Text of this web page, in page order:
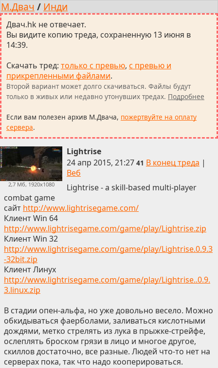
М.Двач / Инди
Двач.hk не отвечает.
Вы видите копию треда, сохраненную 13 июня в
14:39.
Скачать тред: только с превью, с превью и
прикрепленными файлами.
Второй вариант может долго скачиваться. Файлы будут
только в живых или недавно утонувших тредах. Подробнее
Если вам полезен архив М.Двача, пожертвуйте на оплату
сервера.
2,7 Мб, 1920x1080
Lightrise
24 апр 2015, 21:27 41 В конец треда |
Веб
Lightrise - a skill-based multi-player
combat game
сайт http://www.lightrisegame.com/
Клиент Win 64
http://www.lightrisegame.com/game/play/Lightrise.zip
Клиент Win 32
http://www.lightrisegame.com/game/play/Lightrise.0.9.3
-32bit.zip
Клиент Линух
http://www.lightrisegame.com/game/play/Lightrise..0.9.
3.linux.zip
В стадии опен-альфа, но уже довольно весело. Можно
обкидываться фаерболами, заливаться кислотными
дождями, метко стрелять из лука в прыжке-стрейфе,
ослеплять броском грязи в лицо и многое другое,
скиллов достаточно, все разные. Людей что-то нет на
серверах пока, так что надо кооперироваться.